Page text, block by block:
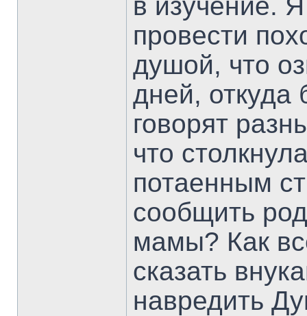
провести
душой, что
дней, откуда
говорят
что
потаенным
сообщить
мамы? Как
сказать
навредить